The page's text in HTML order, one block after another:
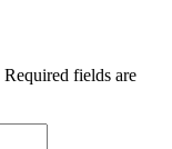
Required fields are